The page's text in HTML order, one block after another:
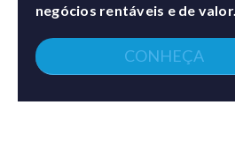
negócios rentáveis e de valor.
CONHEÇA